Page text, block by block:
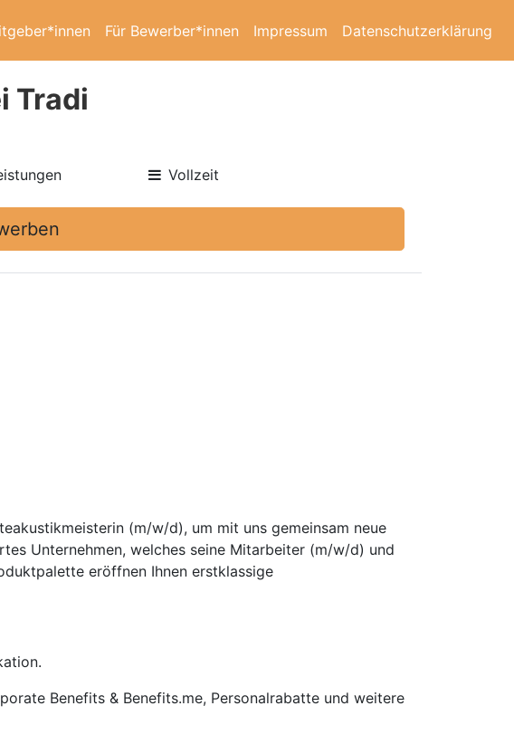
Für Bewerber*innen Impressum Datenschutzerklärung
Tradi
Vollzeit
(m/w/d), um mit uns gemeinsam neue
Unternehmen, welches seine Mitarbeiter (m/w/d) und
eröffnen Ihnen erstklassige
Benefits & Benefits.me, Personalrabatte und weitere